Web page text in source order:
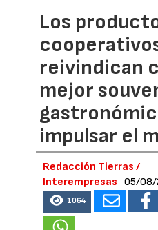
Los
reivindican
mejor
impulsar el
Redacción Tierras /
Interempresas
05/08/
1064